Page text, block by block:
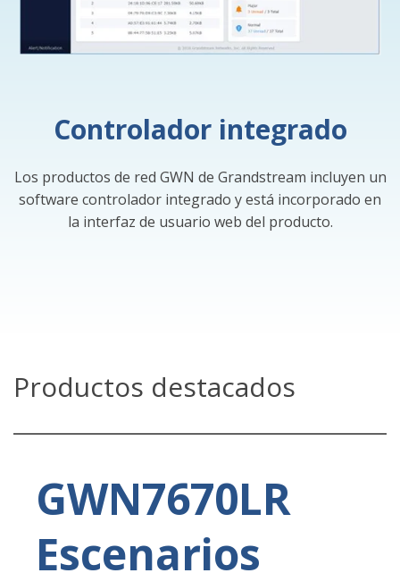
Controlador integrado
Los productos de red GWN de Grandstream incluyen un
software controlador integrado y está incorporado en
la interfaz de usuario web del producto.
Productos destacados
GWN7670LR
Escenarios